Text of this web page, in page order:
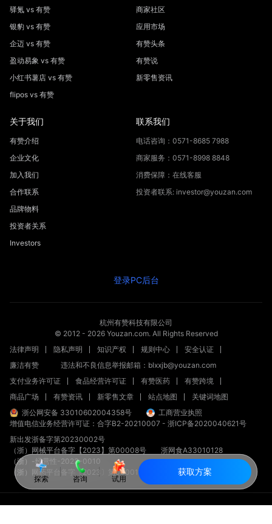
探索 咨询 试用
获取方案
驿氪 vs 有赞
银豹 vs 有赞
企迈 vs 有赞
盈动易象 vs 有赞
小红书薯店 vs 有赞
flipos vs 有赞
商家社区
应用市场
有赞头条
有赞说
新零售资讯
关于我们
有赞介绍
企业文化
加入我们
合作联系
品牌物料
投资者关系
Investors
联系我们
电话咨询：0571-8685 7988
商家服务：0571-8998 8848
消费保障：在线客服
投资者联系: investor@youzan.com
登录PC后台
杭州有赞科技有限公司
© 2012 - 2026Youzan.com. All Rights Reserved
法律声明
隐私声明 知识产权 规则中心
安全认证
廉洁有赞
违法和不良信息举报邮箱：blxxjb@youzan.com
支付业务许可证
食品经营许可证 有赞医药
有赞跨境
商品广场
有赞资讯 新零售文章 站点地图
关键词地图
浙公网安备 33010602004358号
工商营业执照
增值电信业务经营许可证：合字B2-20210007 - 浙ICP备2020040621号
新出发浙备字第20230002号
（浙）网械平台备字【2023】第00008号
浙网食A33010128
（浙）-经营性-2023-0010
（浙）网药平台备字〔2023〕第000012-000号